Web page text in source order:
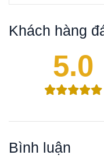
Khách hàng
5.0
Bình luận